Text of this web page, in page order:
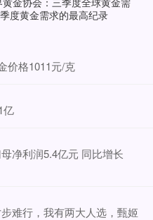
度黄金需求的最高纪录
价格1011元/克
亿
净利润5.4亿元 同比增长
难行，我有两大人选，甄姬